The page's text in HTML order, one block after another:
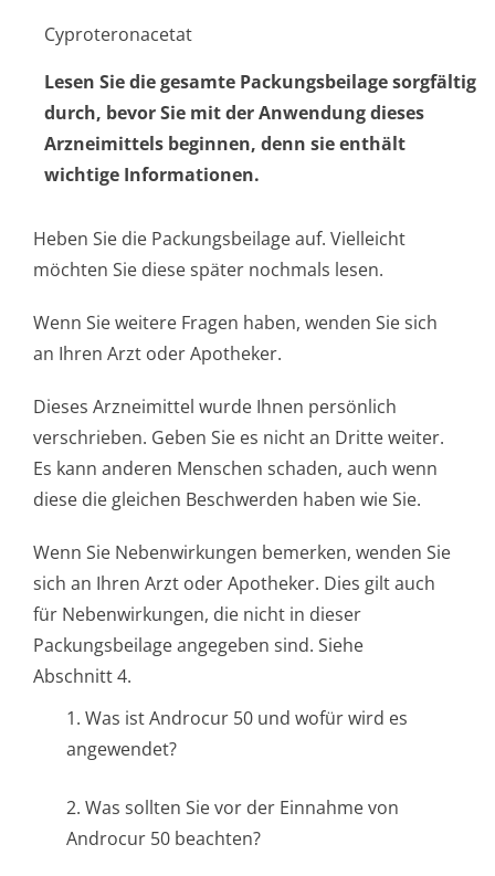
Cyproteronacetat
Lesen Sie die gesamte Packungsbeilage sorgfältig
durch, bevor Sie mit der Anwendung dieses
Arzneimittels beginnen, denn sie enthält
wichtige Informationen.
Heben Sie die Packungsbeilage auf. Vielleicht
möchten Sie diese später nochmals lesen.
Wenn Sie weitere Fragen haben, wenden Sie sich
an Ihren Arzt oder Apotheker.
Dieses Arzneimittel wurde Ihnen persönlich
verschrieben. Geben Sie es nicht an Dritte weiter.
Es kann anderen Menschen schaden, auch wenn
diese die gleichen Beschwerden haben wie Sie.
Wenn Sie Nebenwirkungen bemerken, wenden Sie
sich an Ihren Arzt oder Apotheker. Dies gilt auch
für Nebenwirkungen, die nicht in dieser
Packungsbeilage angegeben sind. Siehe
Abschnitt 4.
1. Was ist Androcur 50 und wofür wird es
angewendet?
2. Was sollten Sie vor der Einnahme von
Androcur 50 beachten?